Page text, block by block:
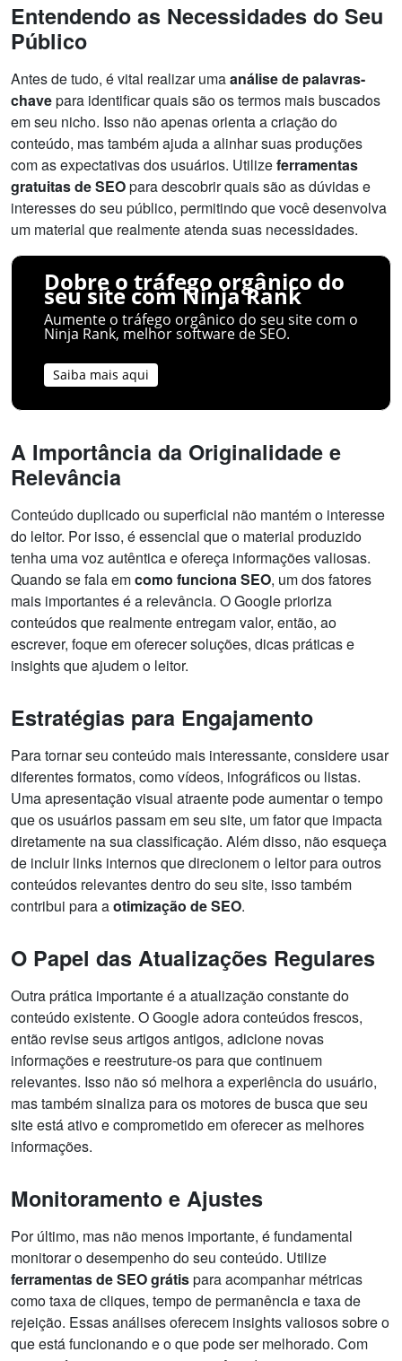
Entendendo as Necessidades do Seu
Público
Antes de tudo, é vital realizar umaanálise de palavras-
chavepara identificar quais são os termos mais buscados
em seu nicho. Isso não apenas orienta a criação do
conteúdo, mas também ajuda a alinhar suas produções
com as expectativas dos usuários. Utilizeferramentas
gratuitas de SEOpara descobrir quais são as dúvidas e
interesses do seu público, permitindo que você desenvolva
um material que realmente atenda suas necessidades.
Dobre o tráfego orgânico do
seu site com Ninja Rank
Aumente o tráfego orgânico do seu site com o
Ninja Rank, melhor software de SEO.
Saiba mais aqui
A Importância da Originalidade e
Relevância
Conteúdo duplicado ou superficial não mantém o interesse
do leitor. Por isso, é essencial que o material produzido
tenha uma voz autêntica e ofereça informações valiosas.
Quando se fala emcomo funciona SEO, um dos fatores
mais importantes é a relevância. O Google prioriza
conteúdos que realmente entregam valor, então, ao
escrever, foque em oferecer soluções, dicas práticas e
insights que ajudem o leitor.
Estratégias para Engajamento
Para tornar seu conteúdo mais interessante, considere usar
diferentes formatos, como vídeos, infográficos ou listas.
Uma apresentação visual atraente pode aumentar o tempo
que os usuários passam em seu site, um fator que impacta
diretamente na sua classificação. Além disso, não esqueça
de incluir links internos que direcionem o leitor para outros
conteúdos relevantes dentro do seu site, isso também
contribui para aotimização de SEO.
O Papel das Atualizações Regulares
Outra prática importante é a atualização constante do
conteúdo existente. O Google adora conteúdos frescos,
então revise seus artigos antigos, adicione novas
informações e reestruture-os para que continuem
relevantes. Isso não só melhora a experiência do usuário,
mas também sinaliza para os motores de busca que seu
site está ativo e comprometido em oferecer as melhores
informações.
Monitoramento e Ajustes
Por último, mas não menos importante, é fundamental
monitorar o desempenho do seu conteúdo. Utilize
ferramentas de SEO grátispara acompanhar métricas
como taxa de cliques, tempo de permanência e taxa de
rejeição. Essas análises oferecem insights valiosos sobre o
que está funcionando e o que pode ser melhorado. Com